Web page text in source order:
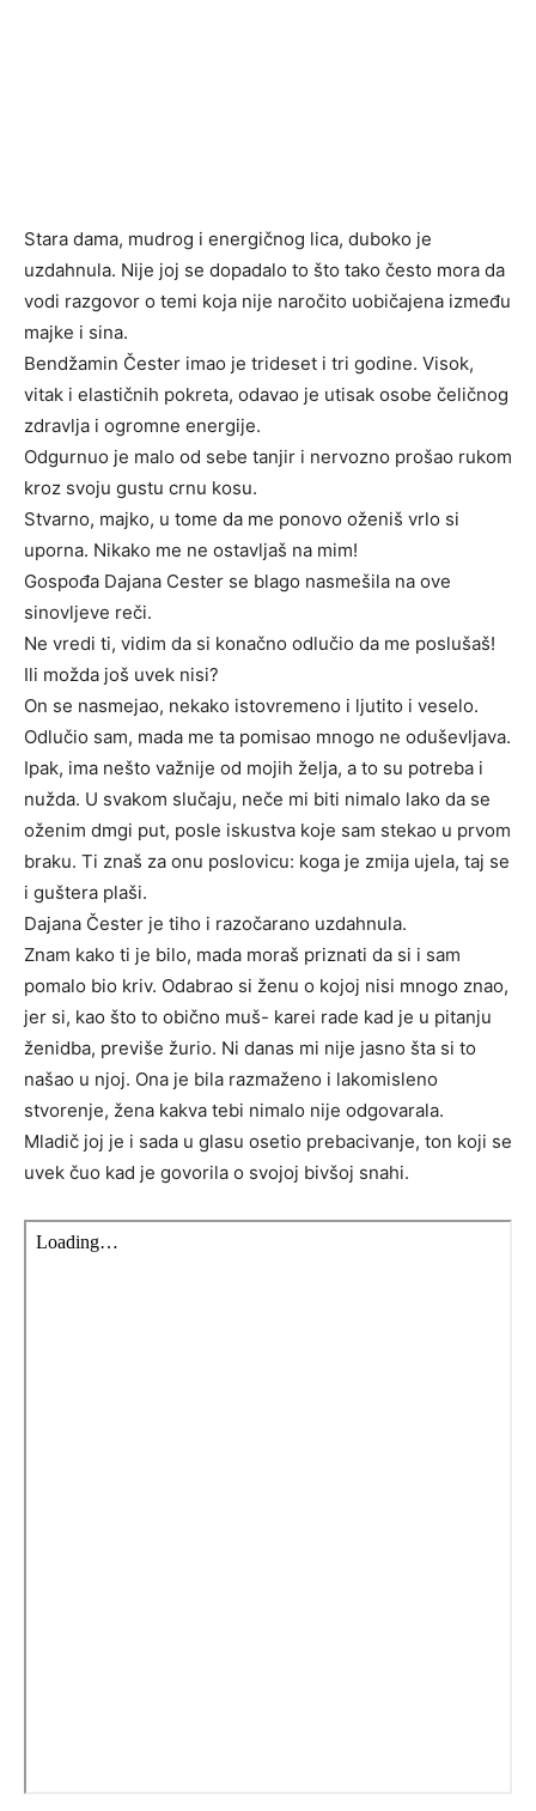
Stara dama, mudrog i energičnog lica, duboko je
uzdahnula. Nije joj se dopadalo to što tako često mora da
vodi razgovor o temi koja nije naročito uobičajena između
majke i sina.
Bendžamin Čester imao je trideset i tri godine. Visok,
vitak i elastičnih pokreta, odavao je utisak osobe čeličnog
zdravlja i ogromne energije.
Odgurnuo je malo od sebe tanjir i nervozno prošao rukom
kroz svoju gustu crnu kosu.
Stvarno, majko, u tome da me ponovo oženiš vrlo si
uporna. Nikako me ne ostavljaš na mim!
Gospođa Dajana Cester se blago nasmešila na ove
sinovljeve reči.
Ne vredi ti, vidim da si konačno odlučio da me poslušaš!
Ili možda još uvek nisi?
On se nasmejao, nekako istovremeno i ljutito i veselo.
Odlučio sam, mada me ta pomisao mnogo ne oduševljava.
Ipak, ima nešto važnije od mojih želja, a to su potreba i
nužda. U svakom slučaju, neče mi biti nimalo lako da se
oženim dmgi put, posle iskustva koje sam stekao u prvom
braku. Ti znaš za onu poslovicu: koga je zmija ujela, taj se
i guštera plaši.
Dajana Čester je tiho i razočarano uzdahnula.
Znam kako ti je bilo, mada moraš priznati da si i sam
pomalo bio kriv. Odabrao si ženu o kojoj nisi mnogo znao,
jer si, kao što to obično muš- karei rade kad je u pitanju
ženidba, previše žurio. Ni danas mi nije jasno šta si to
našao u njoj. Ona je bila razmaženo i lakomisleno
stvorenje, žena kakva tebi nimalo nije odgovarala.
Mladič joj je i sada u glasu osetio prebacivanje, ton koji se
uvek čuo kad je govorila o svojoj bivšoj snahi.